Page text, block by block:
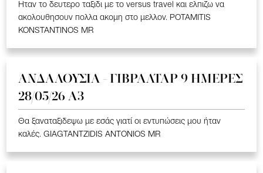
Ηταν το δευτερο ταξιδι με το versus travel και ελπιζω να
ακολουθησουν πολλα ακομη στο μελλον. POTAMITIS
KONSTANTINOS MR
ΑΝΔΑΛΟΥΣΙΑ - ΓΙΒΡΑΛΤΑΡ 9 ΗΜΕΡΕΣ
28/05/26 A3
Θα ξαναταξιδεψω με εσάς γιατί οι εντυπώσεις μου ήταν
καλές. GIAGTANTZIDIS ANTONIOS MR